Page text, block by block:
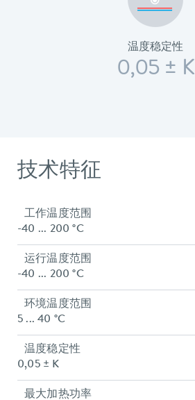
温度稳定性
0,05 ± K
技术特征
工作温度范围
-40 ... 200 °C
运行温度范围
-40 ... 200 °C
环境温度范围
5 ... 40 °C
温度稳定性
0,05 ± K
最大加热功率